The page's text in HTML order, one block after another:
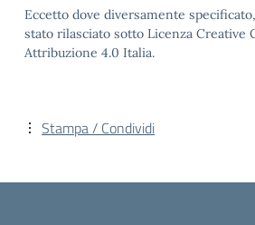
Eccetto dove diversamente
stato rilasciato sotto Licenza Creative
Attribuzione 4.0 Italia.
Stampa / Condividi